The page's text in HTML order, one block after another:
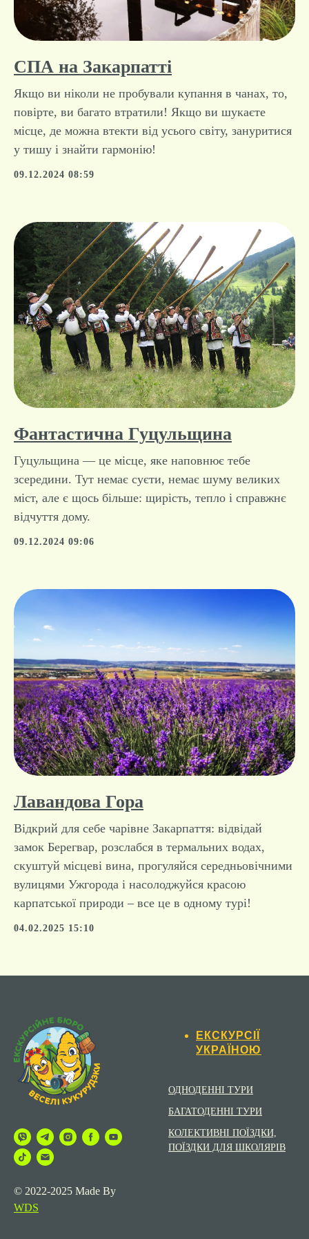
СПА на Закарпатті
Якщо ви ніколи не пробували купання в чанах, то,
повірте, ви багато втратили! Якщо ви шукаєте
місце, де можна втекти від усього світу, зануритися
у тишу і знайти гармонію!
09.12.2024 08:59
Фантастична Гуцульщина
Гуцульщина — це місце, яке наповнює тебе
зсередини. Тут немає суєти, немає шуму великих
міст, але є щось більше: щирість, тепло і справжнє
відчуття дому.
09.12.2024 09:06
Лавандова Гора
Відкрий для себе чарівне Закарпаття: відвідай
замок Берегвар, розслабся в термальних водах,
скуштуй місцеві вина, прогуляйся середньовічними
вулицями Ужгорода і насолоджуйся красою
карпатської природи – все це в одному турі!
04.02.2025 15:10
© 2022-2025 Made By
WDS
ЕКСКУРСІЇ
УКРАЇНОЮ
ОДНОДЕННІ ТУРИ
БАГАТОДЕННІ ТУРИ
КОЛЕКТИВНІ ПОЇЗДКИ,
ПОЇЗДКИ ДЛЯ ШКОЛЯРІВ